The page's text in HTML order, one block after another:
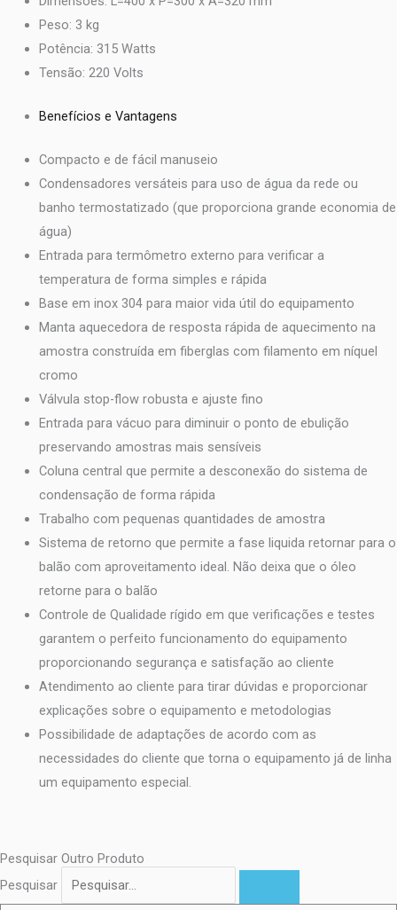
Peso: 3 kg
Potência: 315 Watts
Tensão: 220 Volts
Benefícios e Vantagens
Compacto e de fácil manuseio
Condensadores versáteis para uso de água da rede ou
banho termostatizado (que proporciona grande economia de
água)
Entrada para termômetro externo para verificar a
temperatura de forma simples e rápida
Base em inox 304 para maior vida útil do equipamento
Manta aquecedora de resposta rápida de aquecimento na
amostra construída em fiberglas com filamento em níquel
cromo
Válvula stop-flow robusta e ajuste fino
Entrada para vácuo para diminuir o ponto de ebulição
preservando amostras mais sensíveis
Coluna central que permite a desconexão do sistema de
condensação de forma rápida
Trabalho com pequenas quantidades de amostra
Sistema de retorno que permite a fase liquida retornar para o
balão com aproveitamento ideal. Não deixa que o óleo
retorne para o balão
Controle de Qualidade rígido em que verificações e testes
garantem o perfeito funcionamento do equipamento
proporcionando segurança e satisfação ao cliente
Atendimento ao cliente para tirar dúvidas e proporcionar
explicações sobre o equipamento e metodologias
Possibilidade de adaptações de acordo com as
necessidades do cliente que torna o equipamento já de linha
um equipamento especial.
Pesquisar Outro Produto
Pesquisar